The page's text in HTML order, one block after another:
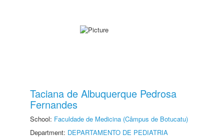
Taciana de Albuquerque Pedrosa
Fernandes
School: Faculdade de Medicina (Câmpus de Botucatu)
Department: DEPARTAMENTO DE PEDIATRIA